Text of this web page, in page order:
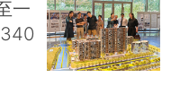
一